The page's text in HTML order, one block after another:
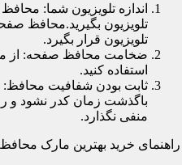
اندازه تلویزیون شما:
تلویزیون بگیرید.محافظ
تلویزیون قرار بگیرد.
ضخامت محافظ صفحه: از
استفاده کنید.
ثابت بودن شفافیت محافظ:
باگذشت زمان کدر نشود و
منفی نگذارد.
راهنمای خرید بهترین مارک